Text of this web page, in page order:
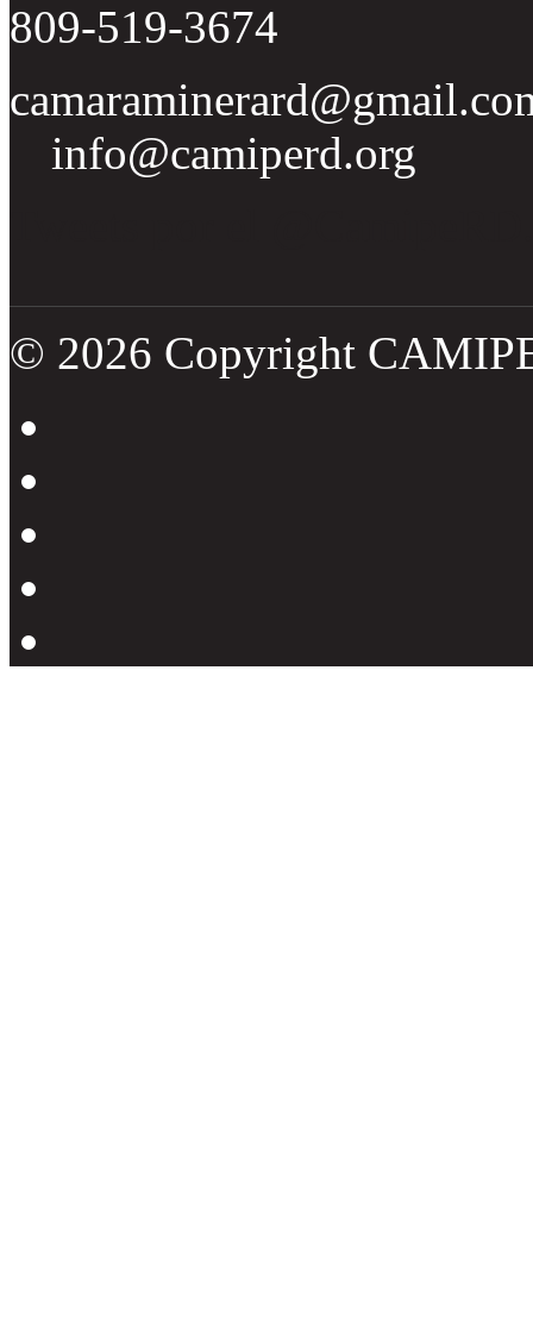
809-519-3674
info@camiperd.org
© 2026 Copyright